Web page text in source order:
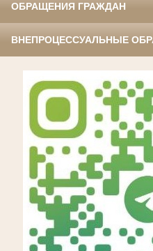
ОБРАЩЕНИЯ ГРАЖДАН
ВНЕПРОЦЕССУАЛЬНЫЕ